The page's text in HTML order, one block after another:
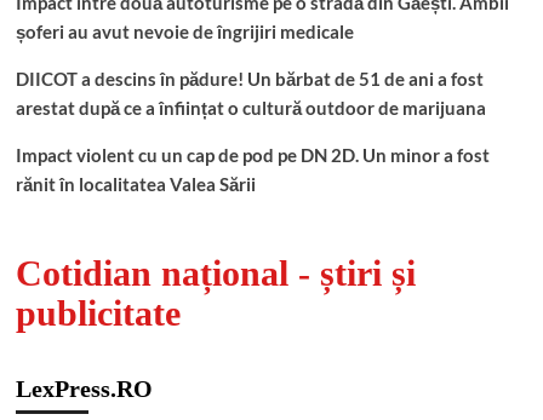
șoferi au avut nevoie de îngrijiri medicale
DIICOT a descins în pădure! Un bărbat de 51 de ani a fost
arestat după ce a înființat o cultură outdoor de marijuana
Impact violent cu un cap de pod pe DN 2D. Un minor a fost
rănit în localitatea Valea Sării
Cotidian național - știri și
publicitate
LexPress.RO